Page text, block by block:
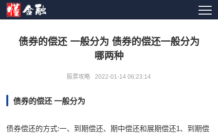
债券的偿还 一般分为 债券的偿还一般分为
哪两种
股票攻略 2022-01-14 06:23:14
债券的偿还 一般分为
债券偿还的方式:一、到期偿还、期中偿还和展期偿还1、到期偿